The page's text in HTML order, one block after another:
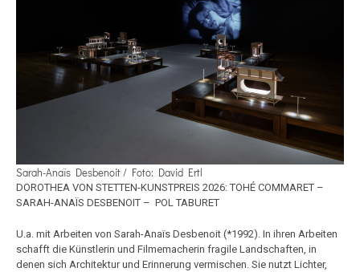
Sarah-Anaïs Desbenoit / Foto: David Ertl
DOROTHEA VON STETTEN-KUNSTPREIS 2026: TOHÉ COMMARET –
SARAH-ANAÏS DESBENOIT – POL TABURET
U.a. mit Arbeiten von Sarah-Anaïs Desbenoit (*1992). In ihren Arbeiten
schafft die Künstlerin und Filmemacherin fragile Landschaften, in
denen sich Architektur und Erinnerung vermischen. Sie nutzt Lichter,